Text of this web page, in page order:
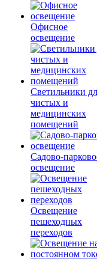
Офисное
освещение
Светильники
чистых и
медицинских
помещений
Садово-
освещение
Освещение
пешеходных
переходов